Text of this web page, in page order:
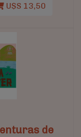
U$S 13,50
de